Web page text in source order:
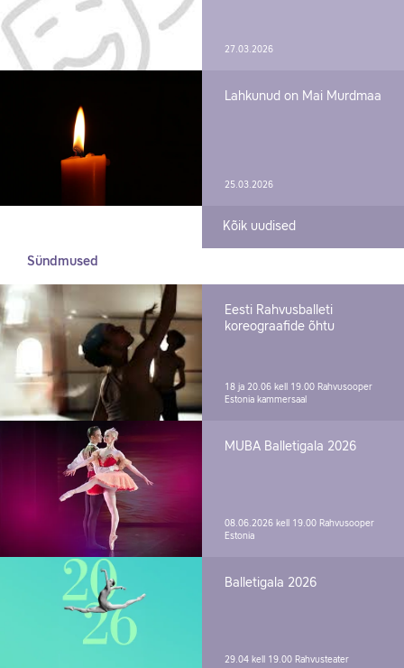
27.03.2026
Lahkunud on Mai Murdmaa
25.03.2026
Kõik uudised
Sündmused
Eesti Rahvusballeti
koreograafide õhtu
18 ja 20.06 kell 19.00 Rahvusooper
Estonia kammersaal
MUBA Balletigala 2026
08.06.2026 kell 19.00 Rahvusooper
Estonia
Balletigala 2026
29.04 kell 19.00 Rahvusteater